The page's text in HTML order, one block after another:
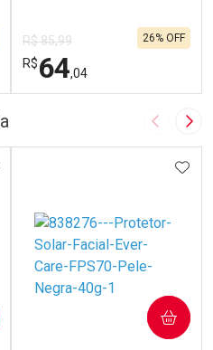
R$ 85,99
R$64,04
26% OFF
Imagem
AOS FAVORITOS
COMPRAR